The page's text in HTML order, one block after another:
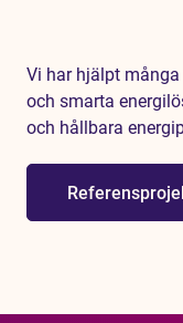
Vi har hjälpt
och smarta
och hållbara